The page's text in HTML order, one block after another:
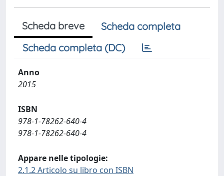
Scheda breve
Scheda completa
Scheda completa (DC)
Anno
2015
ISBN
978-1-78262-640-4
978-1-78262-640-4
Appare nelle tipologie:
2.1.2 Articolo su libro con ISBN